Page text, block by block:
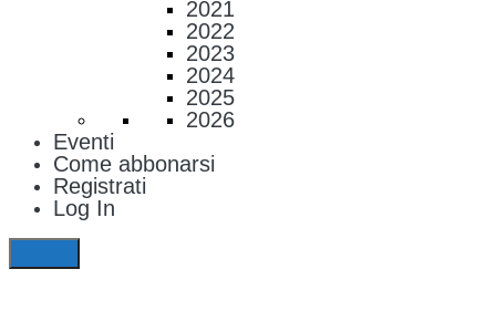
2021
2022
2023
2024
2025
2026
Eventi
Come abbonarsi
Registrati
Log In